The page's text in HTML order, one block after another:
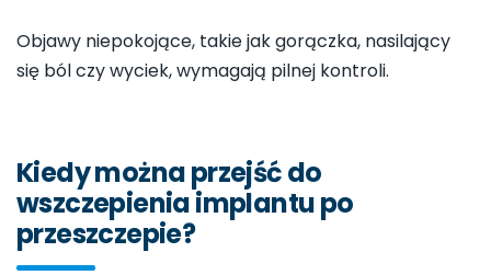
Objawy niepokojące, takie jak gorączka, nasilający
się ból czy wyciek, wymagają pilnej kontroli.
Kiedy można przejść do
wszczepienia implantu po
przeszczepie?